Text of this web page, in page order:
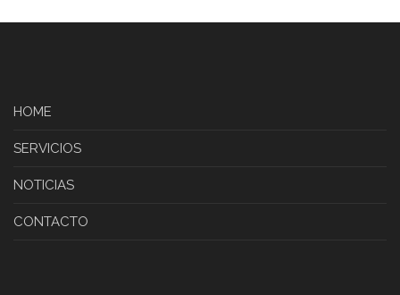
HOME
SERVICIOS
NOTICIAS
CONTACTO